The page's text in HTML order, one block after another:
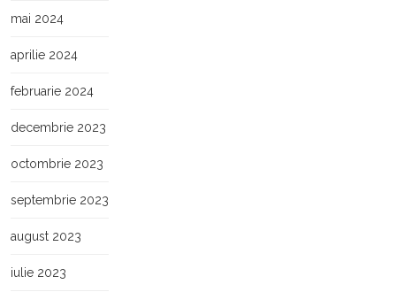
mai 2024
aprilie 2024
februarie 2024
decembrie 2023
octombrie 2023
septembrie 2023
august 2023
iulie 2023